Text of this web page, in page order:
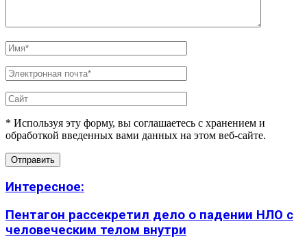
* Используя эту форму, вы соглашаетесь с хранением и
обработкой введенных вами данных на этом веб-сайте.
Интересное:
Пентагон рассекретил дело о падении НЛО с
человеческим телом внутри